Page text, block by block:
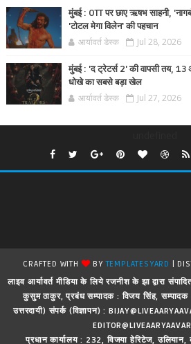
मुंबई : OTT पर छाए ऋषभ साहनी,
'टोटल मेगा विलेन' की पहचान
आर्यावर्त डेस्क Jul 28, 2026
मुंबई : 'द ट्रेटर्स 2' की वापसी तय,
धोखे का सबसे बड़ा खेल
आर्यावर्त डेस्क Jul 27, 2026
CRAFTED WITH BYTEMPLATESYARD |
लाइव आर्यावर्त मीडिया के लिये रजनीश के झा द्वारा
कुसुम ठाकुर, प्रबंध सम्पादक : विजय सिंह,
उत्तरदायी) संपर्क (विज्ञापन) :
प्रधान कार्यालय : 232, विजया हेरिटेज,